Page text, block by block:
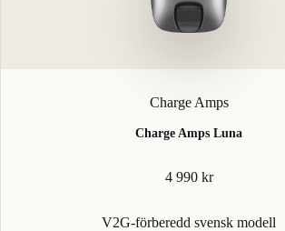
Charge Amps
Charge Amps Luna
4 990 kr
V2G-förberedd svensk modell